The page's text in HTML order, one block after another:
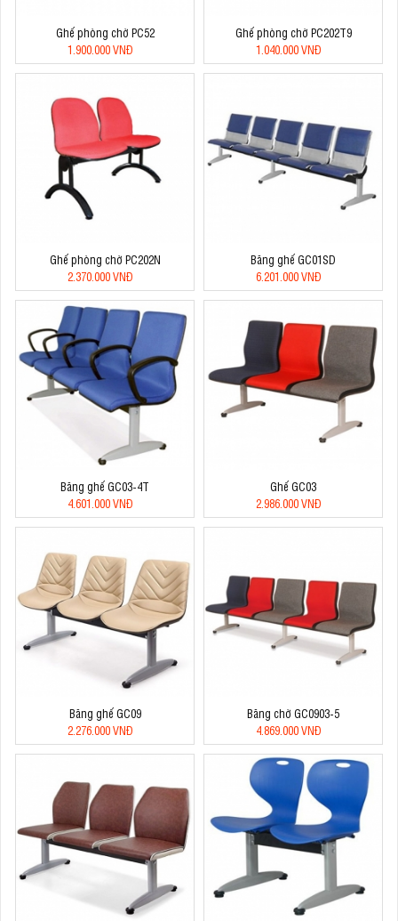
Ghế phòng chờ PC52
1.900.000 VNĐ
Ghế phòng chờ PC202T9
1.040.000 VNĐ
Ghế phòng chờ PC202N
2.370.000 VNĐ
Băng ghế GC01SD
6.201.000 VNĐ
Băng ghế GC03-4T
4.601.000 VNĐ
Ghế GC03
2.986.000 VNĐ
Băng ghế GC09
2.276.000 VNĐ
Băng chờ GC0903-5
4.869.000 VNĐ